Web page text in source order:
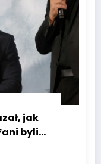
jak
byli